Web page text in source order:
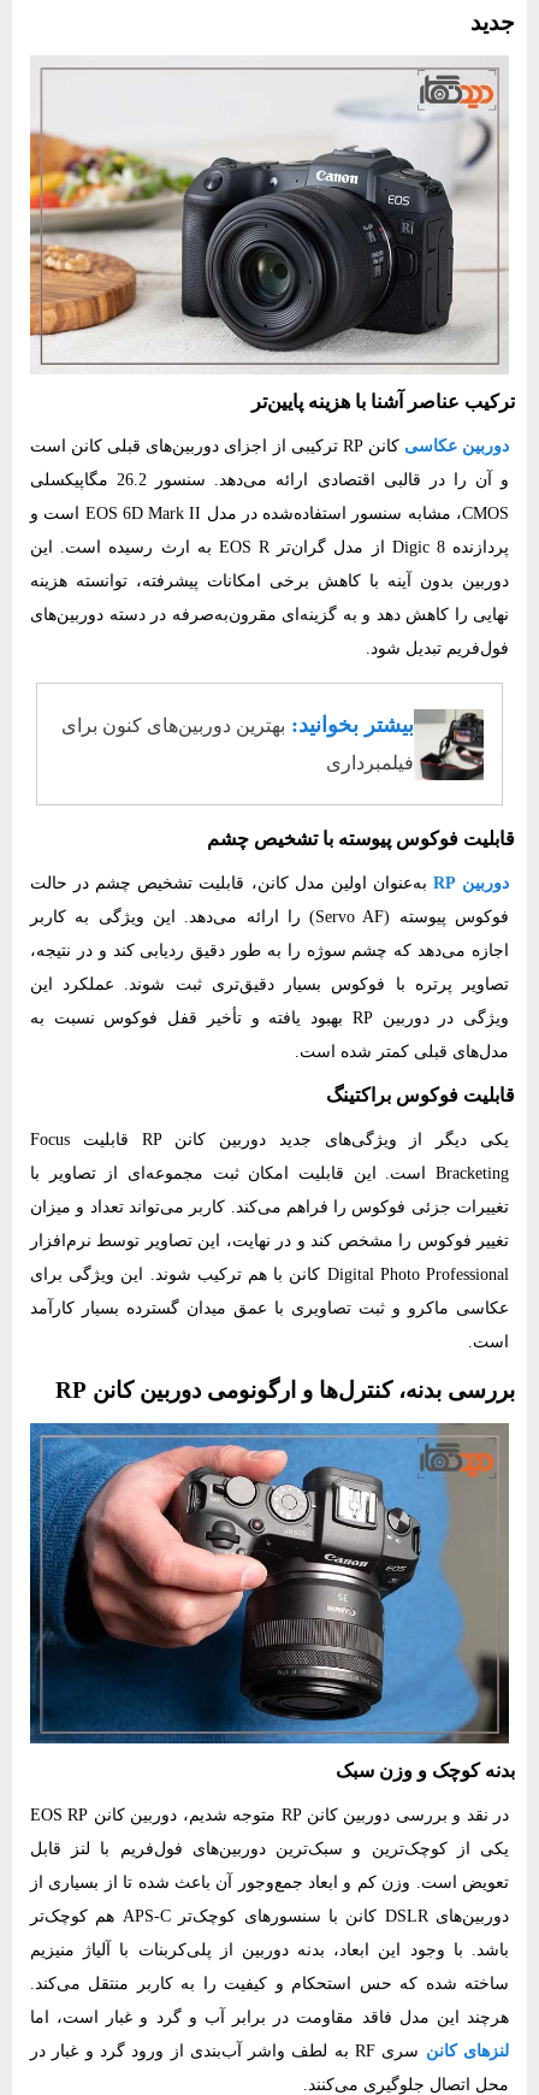
جدید
ترکیب عناصر آشنا با هزینه پایین‌تر
دوربین عکاسی
کانن RP ترکیبی از اجزای دوربین‌های قبلی کانن است
و آن را در قالبی اقتصادی ارائه می‌دهد. سنسور 26.2 مگاپیکسلی
CMOS، مشابه سنسور استفاده‌شده در مدل EOS 6D Mark II است و
پردازنده Digic 8 از مدل گران‌تر EOS R به ارث رسیده است. این
دوربین بدون آینه با کاهش برخی امکانات پیشرفته، توانسته هزینه
نهایی را کاهش دهد و به گزینه‌ای مقرون‌به‌صرفه در دسته دوربین‌های
فول‌فریم تبدیل شود.
بیشتر بخوانید: بهترین دوربین‌های کنون برای
فیلمبرداری
قابلیت فوکوس پیوسته با تشخیص چشم
دوربین RP
به‌عنوان اولین مدل کانن، قابلیت تشخیص چشم در حالت
فوکوس پیوسته (Servo AF) را ارائه می‌دهد. این ویژگی به کاربر
اجازه می‌دهد که چشم سوژه را به طور دقیق ردیابی کند و در نتیجه،
تصاویر پرتره با فوکوس بسیار دقیق‌تری ثبت شوند. عملکرد این
ویژگی در دوربین RP بهبود یافته و تأخیر قفل فوکوس نسبت به
مدل‌های قبلی کمتر شده است.
قابلیت فوکوس براکتینگ
یکی دیگر از ویژگی‌های جدید دوربین کانن RP قابلیت Focus
Bracketing است. این قابلیت امکان ثبت مجموعه‌ای از تصاویر با
تغییرات جزئی فوکوس را فراهم می‌کند. کاربر می‌تواند تعداد و میزان
تغییر فوکوس را مشخص کند و در نهایت، این تصاویر توسط نرم‌افزار
Digital Photo Professional کانن با هم ترکیب شوند. این ویژگی برای
عکاسی ماکرو و ثبت تصاویری با عمق میدان گسترده بسیار کارآمد
است.
بررسی بدنه، کنترل‌ها و ارگونومی دوربین کانن RP
بدنه کوچک و وزن سبک
در نقد و بررسی دوربین کانن RP متوجه شدیم، دوربین کانن EOS RP
یکی از کوچک‌ترین و سبک‌ترین دوربین‌های فول‌فریم با لنز قابل
تعویض است. وزن کم و ابعاد جمع‌وجور آن باعث شده تا از بسیاری از
دوربین‌های DSLR کانن با سنسورهای کوچک‌تر APS-C هم کوچک‌تر
باشد. با وجود این ابعاد، بدنه دوربین از پلی‌کربنات با آلیاژ منیزیم
ساخته شده که حس استحکام و کیفیت را به کاربر منتقل می‌کند.
هرچند این مدل فاقد مقاومت در برابر آب و گرد و غبار است، اما
لنزهای کانن
سری RF به لطف واشر آب‌بندی از ورود گرد و غبار در
محل اتصال جلوگیری می‌کنند.